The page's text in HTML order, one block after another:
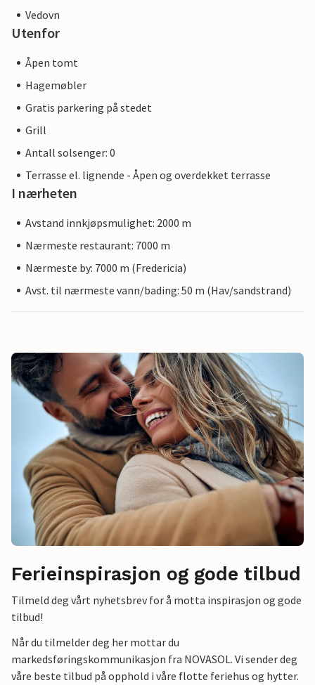
Vedovn
Utenfor
Åpen tomt
Hagemøbler
Gratis parkering på stedet
Grill
Antall solsenger: 0
Terrasse el. lignende - Åpen og overdekket terrasse
I nærheten
Avstand innkjøpsmulighet: 2000 m
Nærmeste restaurant: 7000 m
Nærmeste by: 7000 m (Fredericia)
Avst. til nærmeste vann/bading: 50 m (Hav/sandstrand)
Ferieinspirasjon og gode tilbud
Tilmeld deg vårt nyhetsbrev for å motta inspirasjon og gode
tilbud!
Når du tilmelder deg her mottar du
markedsføringskommunikasjon fra NOVASOL. Vi sender deg
våre beste tilbud på opphold i våre flotte feriehus og hytter.